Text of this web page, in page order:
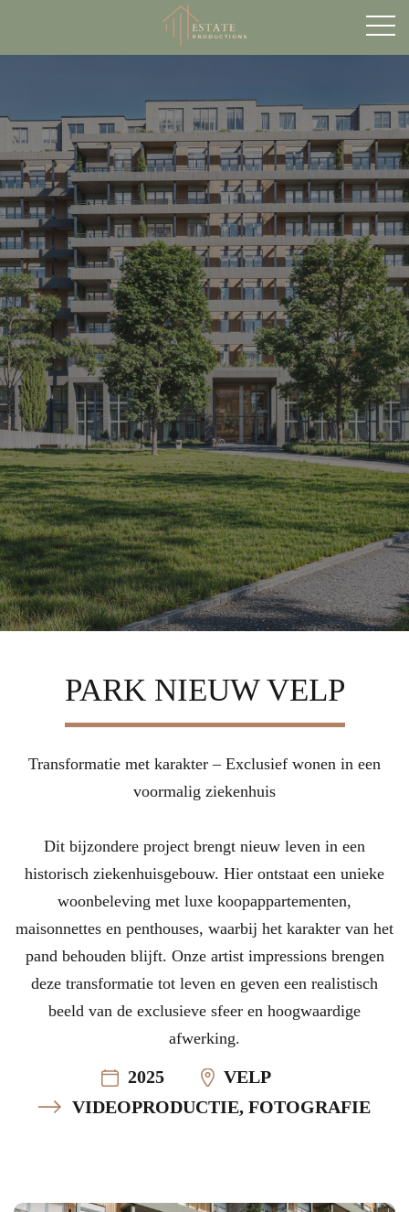
PARK NIEUW VELP
Transformatie met karakter – Exclusief wonen in een
voormalig ziekenhuis
Dit bijzondere project brengt nieuw leven in een
historisch ziekenhuisgebouw. Hier ontstaat een unieke
woonbeleving met luxe koopappartementen,
maisonnettes en penthouses, waarbij het karakter van het
pand behouden blijft. Onze artist impressions brengen
deze transformatie tot leven en geven een realistisch
beeld van de exclusieve sfeer en hoogwaardige
afwerking.
2025
VELP
VIDEOPRODUCTIE, FOTOGRAFIE